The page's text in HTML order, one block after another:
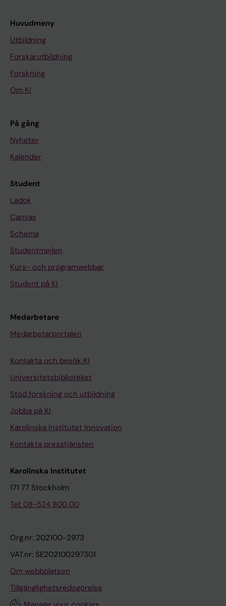
Huvudmeny
Utbildning
Forskarutbildning
Forskning
Om KI
På gång
Nyheter
Kalender
Student
Ladok
Canvas
Schema
Studentmejlen
Kurs- och programwebbar
Student på KI
Medarbetare
Medarbetarportalen
Kontakta och besök KI
Universitetsbiblioteket
Stöd forskning och utbildning
Jobba på KI
Karolinska Institutet Innovation
Kontakta presstjänsten
Karolinska Institutet
171 77 Stockholm
Tel: 08-524 800 00
Org.nr: 202100-2973
VAT.nr: SE202100297301
Om webbplatsen
Tillgänglighetsredogörelse